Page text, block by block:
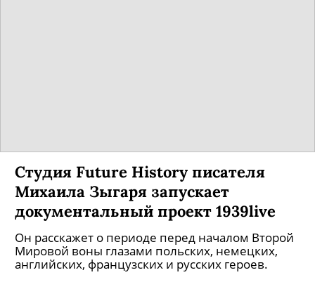
Студия Future History писателя
Михаила Зыгаря запускает
документальный проект 1939live
Он расскажет о периоде перед началом Второй
Мировой воны глазами польских, немецких,
английских, французских и русских героев.